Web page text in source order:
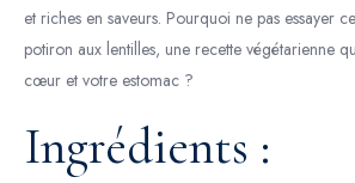
et riches en saveurs. Pourquoi ne pas essayer
potiron aux lentilles, une recette végétarienne
cœur et votre estomac ?
Ingrédients :